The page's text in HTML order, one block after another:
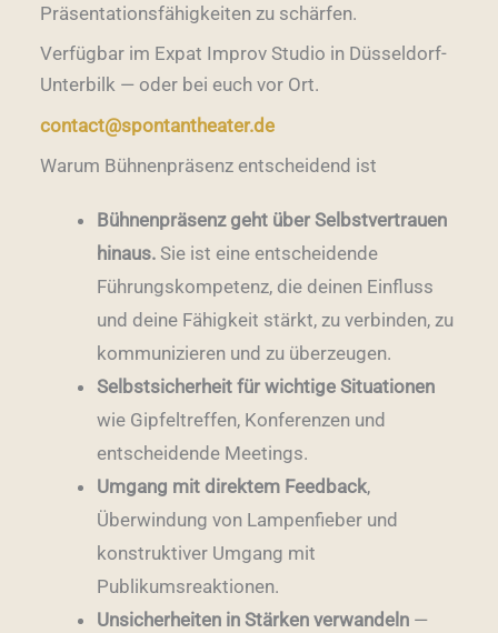
Präsentationsfähigkeiten zu schärfen.
Verfügbar im Expat Improv Studio in Düsseldorf-
Unterbilk — oder bei euch vor Ort.
contact@spontantheater.de
Warum Bühnenpräsenz entscheidend ist
Bühnenpräsenz geht über Selbstvertrauen
hinaus. Sie ist eine entscheidende
Führungskompetenz, die deinen Einfluss
und deine Fähigkeit stärkt, zu verbinden, zu
kommunizieren und zu überzeugen.
Selbstsicherheit für wichtige Situationen
wie Gipfeltreffen, Konferenzen und
entscheidende Meetings.
Umgang mit direktem Feedback,
Überwindung von Lampenfieber und
konstruktiver Umgang mit
Publikumsreaktionen.
Unsicherheiten in Stärken verwandeln —